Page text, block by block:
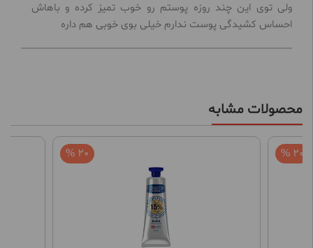
ولی توی این چند روزه پوستم رو خوب تمیز کرده و باهاش
احساس کشیدگی پوست ندارم خیلی بوی خوبی هم داره
محصولات مشابه
20 % 20 %